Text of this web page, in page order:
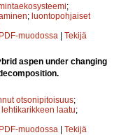
;
; luontopohjaiset
muodossa | Tekijä
aspen under changing
otsonipitoisuus;
lehtikarikkeen laatu;
muodossa | Tekijä